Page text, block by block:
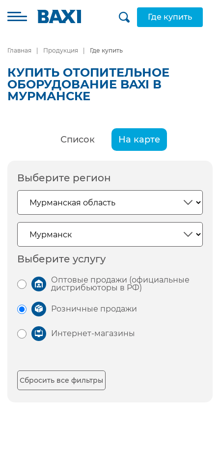
Где купить
Главная Продукция Где купить
КУПИТЬ ОТОПИТЕЛЬНОЕ
ОБОРУДОВАНИЕ BAXI В
МУРМАНСКЕ
Список На карте
Выберите регион
Выберите услугу
Оптовые продажи (официальные
дистрибьюторы в РФ)
Розничные продажи
Интернет-магазины
Сбросить все фильтры